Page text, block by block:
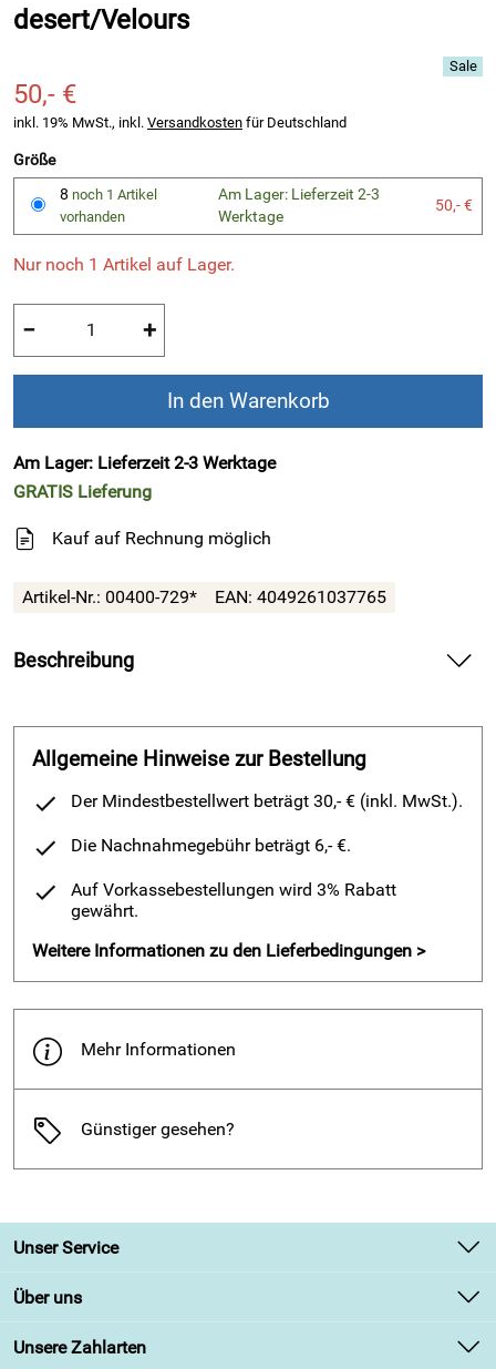
desert/Velours
50,- €
inkl. 19% MwSt., inkl. Versandkosten für Deutschland
Größe
8 noch 1 Artikel
vorhanden
Am Lager: Lieferzeit 2-3
Werktage
50,- €
Nur noch 1 Artikel auf Lager.
− +
In den Warenkorb
Am Lager: Lieferzeit 2-3 Werktage
GRATIS Lieferung
Kauf auf Rechnung möglich
Artikel-Nr.: 00400-729* EAN: 4049261037765
Beschreibung
ganzen Körper-" Made in Germany"
125 Jahre Erfahrung und neueste Erkenntnisse aus der Fuß-
Orthopädie stecken in dem Berkemann Standard-Toeffler.
Das eingearbeitete 5-Phasen-Fußbett sorgt für eine
bessere
Durchblutung Ihrer Venenklappenund beugen der Bildung
Welche gesunde Kreativität in einem Schuh stecken kann,
täglichem Tragen dieWirbelsäule unterstützt. Zusammen
mit der Zehengreiffunktion, die bei dem Schuh von
Berkemann permanent trainiert wird, unterstützen Sie Ihre
Plattfüßen vor .
An dem Schuh Standard-Toeffler von Berkemann wird der
Lederschaft von Hand mit Nägeln an der Holzsohle
befestigt.
Ultraleichte Pappelholzsohle für einen unbeschwerten
Lauf
Stabilisierung des natürlichen Fußgewölbes
Vorbeugung von Krampfadern
Allgemeine Hinweise zur Bestellung
Der Mindestbestellwert beträgt 30,- € (inkl. MwSt.).
Die Nachnahmegebühr beträgt 6,- €.
Auf Vorkassebestellungen wird 3% Rabatt
gewährt.
Weitere Informationen zu den Lieferbedingungen >
Mehr Informationen
Günstiger gesehen?
Unser Service
Kontakt
Retourenabwicklung
Über uns
Unsere Bestseller
Unsere Zahlarten